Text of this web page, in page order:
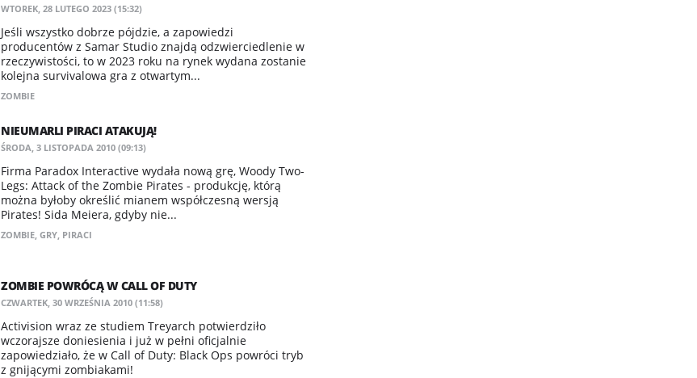
WTOREK, 28 LUTEGO 2023 (15:32)
Jeśli wszystko dobrze pójdzie, a zapowiedzi
producentów z Samar Studio znajdą odzwierciedlenie w
rzeczywistości, to w 2023 roku na rynek wydana zostanie
kolejna survivalowa gra z otwartym...
ZOMBIE
NIEUMARLI PIRACI ATAKUJĄ!
ŚRODA, 3 LISTOPADA 2010 (09:13)
Firma Paradox Interactive wydała nową grę, Woody Two-
Legs: Attack of the Zombie Pirates - produkcję, którą
można byłoby określić mianem współczesną wersją
Pirates! Sida Meiera, gdyby nie...
ZOMBIE, GRY, PIRACI
ZOMBIE POWRÓCĄ W CALL OF DUTY
CZWARTEK, 30 WRZEŚNIA 2010 (11:58)
Activision wraz ze studiem Treyarch potwierdziło
wczorajsze doniesienia i już w pełni oficjalnie
zapowiedziało, że w Call of Duty: Black Ops powróci tryb
z gnijącymi zombiakami!